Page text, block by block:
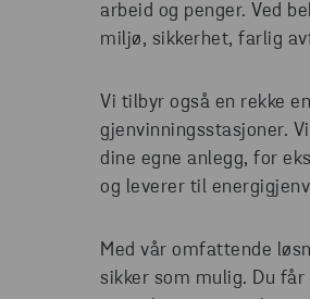
arbeid og penger. Ved
miljø, sikkerhet, farlig
Vi tilbyr også en rekke
gjenvinningsstasjoner.
dine egne anlegg, for
og leverer til
Med vår omfattende
sikker som mulig. Du